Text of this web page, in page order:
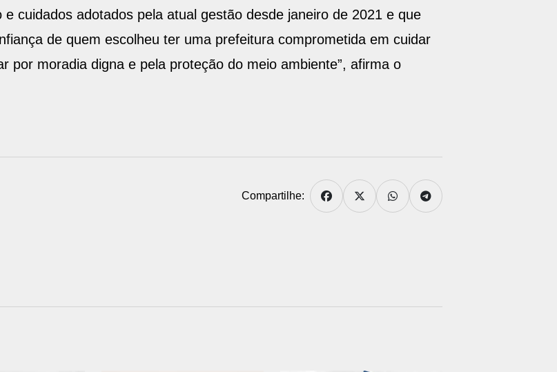
cuidados adotados pela atual gestão desde janeiro de 2021 e que
de quem escolheu ter uma prefeitura comprometida em cuidar
por moradia digna e pela proteção do meio ambiente”, afirma o
Compartilhe: